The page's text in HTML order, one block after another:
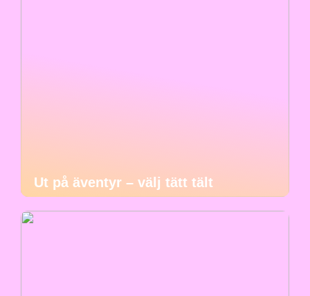
Ut på äventyr – välj tätt tält